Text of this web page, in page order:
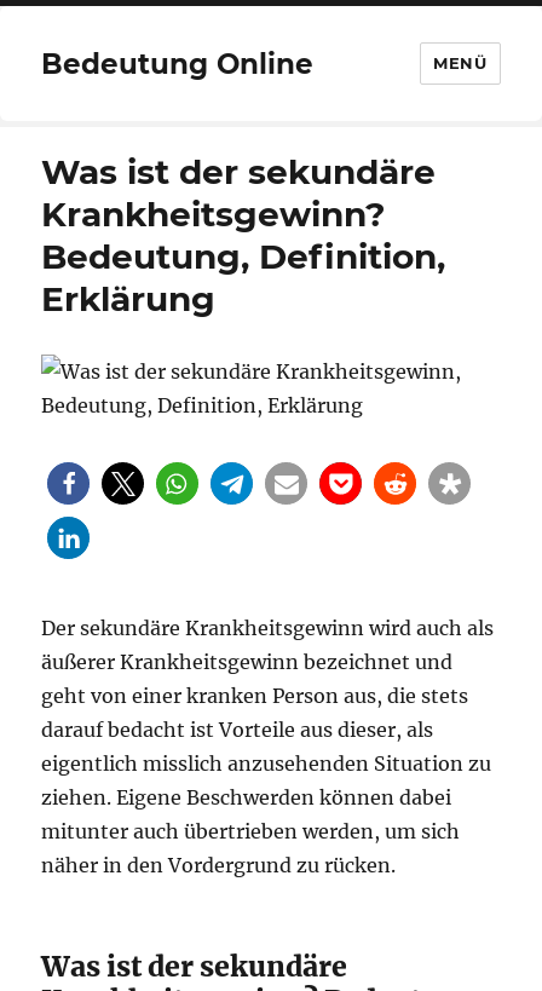
Bedeutung Online MENÜ
Was ist der sekundäre
Krankheitsgewinn?
Bedeutung, Definition,
Erklärung
Der sekundäre Krankheitsgewinn wird auch als
äußerer Krankheitsgewinn bezeichnet und
geht von einer kranken Person aus, die stets
darauf bedacht ist Vorteile aus dieser, als
eigentlich misslich anzusehenden Situation zu
ziehen. Eigene Beschwerden können dabei
mitunter auch übertrieben werden, um sich
näher in den Vordergrund zu rücken.
Was ist der sekundäre